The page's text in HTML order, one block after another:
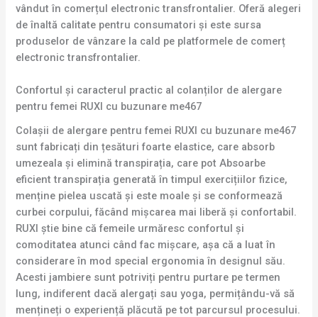
vândut în comerțul electronic transfrontalier. Oferă alegeri
de înaltă calitate pentru consumatori și este sursa
produselor de vânzare la cald pe platformele de comerț
electronic transfrontalier.
Confortul și caracterul practic al colanților de alergare
pentru femei RUXI cu buzunare me467
Colașii de alergare pentru femei RUXI cu buzunare me467
sunt fabricați din țesături foarte elastice, care absorb
umezeala și elimină transpirația, care pot Absoarbe
eficient transpirația generată în timpul exercițiilor fizice,
menține pielea uscată și este moale și se conformează
curbei corpului, făcând mișcarea mai liberă și confortabil.
RUXI știe bine că femeile urmăresc confortul și
comoditatea atunci când fac mișcare, așa că a luat în
considerare în mod special ergonomia în designul său.
Acesti jambiere sunt potriviți pentru purtare pe termen
lung, indiferent dacă alergați sau yoga, permițându-vă să
mențineți o experiență plăcută pe tot parcursul procesului.